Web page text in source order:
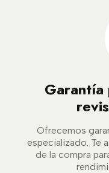
Ofrecemos
especializado. Te
de la compra